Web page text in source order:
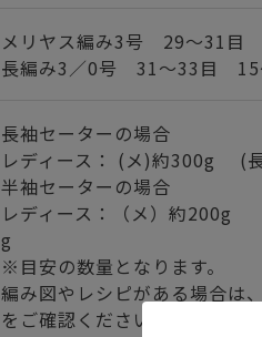
メリヤス編み3号 29～31目
長編み3／0号 31～33目 15
長袖セーターの場合
レディース： (メ)約300g (
半袖セーターの場合
レディース：（メ）約200g
g
※目安の数量となります。
編み図やレシピがある場合は
をご確認ください。